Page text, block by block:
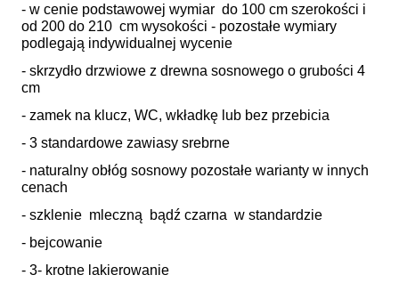
- w cenie podstawowej wymiar do 100 cm szerokości i
od 200 do 210 cm wysokości - pozostałe wymiary
podlegają indywidualnej wycenie
- skrzydło drzwiowe z drewna sosnowego o grubości 4
cm
- zamek na klucz, WC, wkładkę lub bez przebicia
- 3 standardowe zawiasy srebrne
- naturalny obłóg sosnowy pozostałe warianty w innych
cenach
- szklenie mleczną bądź czarna w standardzie
- bejcowanie
- 3- krotne lakierowanie